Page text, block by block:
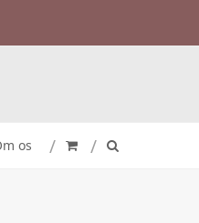
os